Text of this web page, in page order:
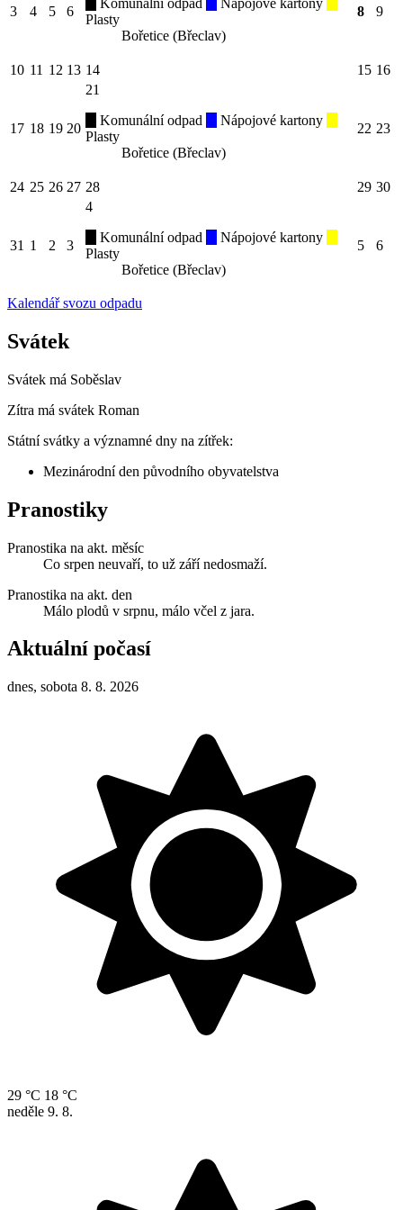
3 4 5 6
Komunální odpad
Nápojové kartony
Plasty
Bořetice (Břeclav)
8 9
10 11 12 13 14 15 16
17 18 19 20
21
Komunální odpad
Nápojové kartony
Plasty
Bořetice (Břeclav)
22 23
24 25 26 27 28 29 30
31 1 2 3
4
Komunální odpad
Nápojové kartony
Plasty
Bořetice (Břeclav)
5 6
Kalendář svozu odpadu
Svátek
Svátek má Soběslav
Zítra má svátek Roman
Státní svátky a významné dny na zítřek:
Mezinárodní den původního obyvatelstva
Pranostiky
Pranostika na akt. měsíc
Co srpen neuvaří, to už září nedosmaží.
Pranostika na akt. den
Málo plodů v srpnu, málo včel z jara.
Aktuální počasí
dnes, sobota 8. 8. 2026
29 °C 18 °C
neděle 9. 8.